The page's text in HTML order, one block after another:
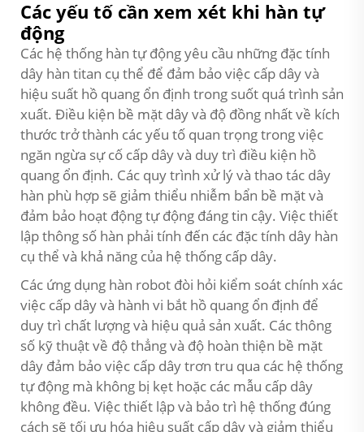
Các yếu tố cần xem xét khi hàn tự
động
Các hệ thống hàn tự động yêu cầu những đặc tính
dây hàn titan cụ thể để đảm bảo việc cấp dây và
hiệu suất hồ quang ổn định trong suốt quá trình sản
xuất. Điều kiện bề mặt dây và độ đồng nhất về kích
thước trở thành các yếu tố quan trọng trong việc
ngăn ngừa sự cố cấp dây và duy trì điều kiện hồ
quang ổn định. Các quy trình xử lý và thao tác dây
hàn phù hợp sẽ giảm thiểu nhiễm bẩn bề mặt và
đảm bảo hoạt động tự động đáng tin cậy. Việc thiết
lập thông số hàn phải tính đến các đặc tính dây hàn
cụ thể và khả năng của hệ thống cấp dây.
Các ứng dụng hàn robot đòi hỏi kiểm soát chính xác
việc cấp dây và hành vi bắt hồ quang ổn định để
duy trì chất lượng và hiệu quả sản xuất. Các thông
số kỹ thuật về độ thẳng và độ hoàn thiện bề mặt
dây đảm bảo việc cấp dây trơn tru qua các hệ thống
tự động mà không bị kẹt hoặc các mẫu cấp dây
không đều. Việc thiết lập và bảo trì hệ thống đúng
cách sẽ tối ưu hóa hiệu suất cấp dây và giảm thiểu